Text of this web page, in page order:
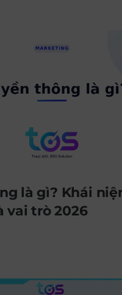
là gì? Khái
vai trò 2026